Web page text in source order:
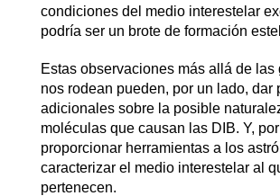
condiciones del medio interestelar
podría ser un brote de formación
Estas observaciones más allá de las
nos rodean pueden, por un lado, dar
adicionales sobre la posible
moléculas que causan las DIB. Y,
proporcionar herramientas a los
caracterizar el medio interestelar al
pertenecen.